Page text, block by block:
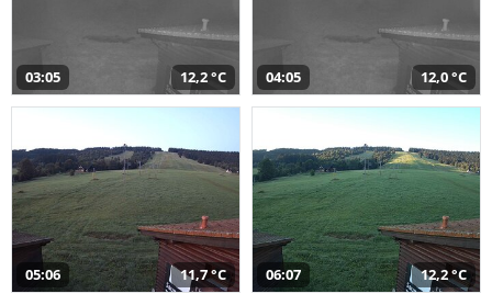
03:05 12,2 °C 04:05 12,0 °C
05:06 11,7 °C 06:07 12,2 °C